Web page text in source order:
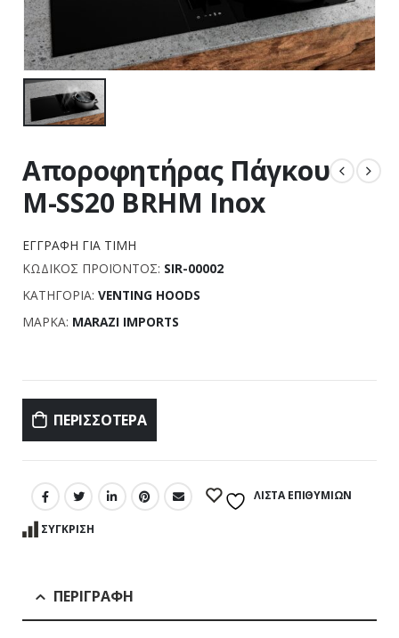
Αποροφητήρας Πάγκου
M-SS20 BRHM Inox
ΕΓΓΡΑΦΉ ΓΙΑ ΤΙΜΉ
ΚΩΔΙΚΌΣ ΠΡΟΪΌΝΤΟΣ: SIR-00002
ΚΑΤΗΓΟΡΊΑ: VENTING HOODS
ΜΆΡΚΑ: MARAZI IMPORTS
ΠΕΡΙΣΣΌΤΕΡΑ
ΛΊΣΤΑ ΕΠΙΘΥΜΙΏΝ
ΣΎΓΚΡΙΣΗ
ΠΕΡΙΓΡΑΦΉ